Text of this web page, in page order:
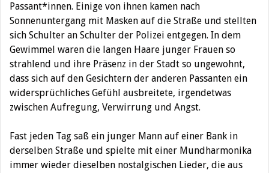
Passant*innen. Einige von ihnen kamen nach
Sonnenuntergang mit Masken auf die Straße und stellten
sich Schulter an Schulter der Polizei entgegen. In dem
Gewimmel waren die langen Haare junger Frauen so
strahlend und ihre Präsenz in der Stadt so ungewohnt,
dass sich auf den Gesichtern der anderen Passanten ein
widersprüchliches Gefühl ausbreitete, irgendetwas
zwischen Aufregung, Verwirrung und Angst.
Fast jeden Tag saß ein junger Mann auf einer Bank in
derselben Straße und spielte mit einer Mundharmonika
immer wieder dieselben nostalgischen Lieder, die aus